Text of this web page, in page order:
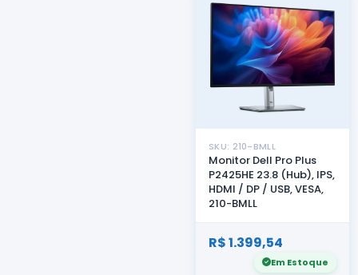
SKU: 210-BMLL
Monitor Dell Pro Plus
P2425HE 23.8 (Hub), IPS,
HDMI / DP / USB, VESA,
210-BMLL
R$ 1.399,54
Em Estoque